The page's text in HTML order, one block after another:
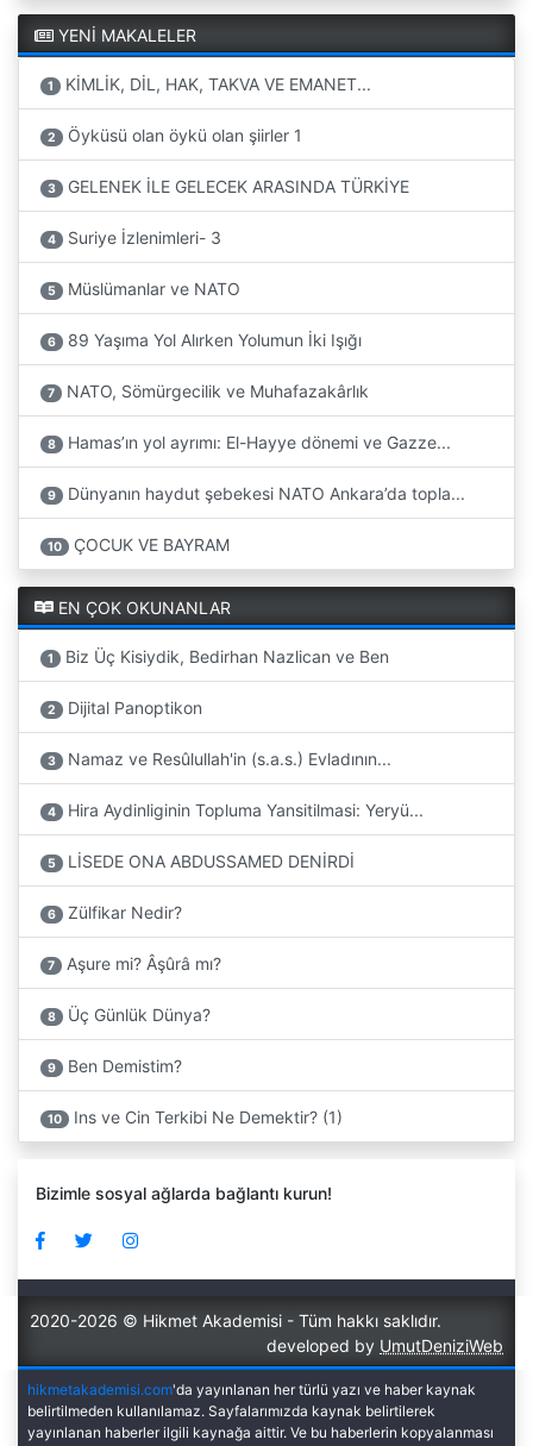
YENİ MAKALELER
1 KİMLİK, DİL, HAK, TAKVA VE EMANET...
2 Öyküsü olan öykü olan şiirler 1
3 GELENEK İLE GELECEK ARASINDA TÜRKİYE
4 Suriye İzlenimleri- 3
5 Müslümanlar ve NATO
6 89 Yaşıma Yol Alırken Yolumun İki Işığı
7 NATO, Sömürgecilik ve Muhafazakârlık
8 Hamas’ın yol ayrımı: El-Hayye dönemi ve Gazze...
9 Dünyanın haydut şebekesi NATO Ankara’da topla...
10 ÇOCUK VE BAYRAM
EN ÇOK OKUNANLAR
1 Biz Üç Kisiydik, Bedirhan Nazlican ve Ben
2 Dijital Panoptikon
3 Namaz ve Resûlullah'in (s.a.s.) Evladının...
4 Hira Aydinliginin Topluma Yansitilmasi: Yeryü...
5 LİSEDE ONA ABDUSSAMED DENİRDİ
6 Zülfikar Nedir?
7 Aşure mi? Âşûrâ mı?
8 Üç Günlük Dünya?
9 Ben Demistim?
10 Ins ve Cin Terkibi Ne Demektir? (1)
Bizimle sosyal ağlarda bağlantı kurun!
2020-2026 © Hikmet Akademisi - Tüm hakkı saklıdır.
developed by UmutDeniziWeb
hikmetakademisi.com'da yayınlanan her türlü yazı ve haber kaynak
belirtilmeden kullanılamaz. Sayfalarımızda kaynak belirtilerek
yayınlanan haberler ilgili kaynağa aittir. Ve bu haberlerin kopyalanması